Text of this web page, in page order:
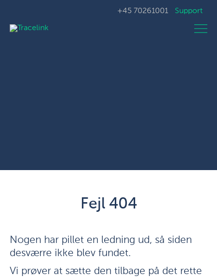
+45 70261001 Support
Fejl 404
Nogen har pillet en ledning ud, så siden
desværre ikke blev fundet.
Vi prøver at sætte den tilbage på det rette